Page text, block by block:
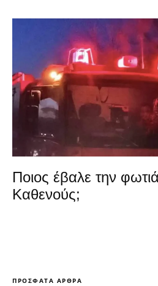
Ποιος έβαλε την
Καθενούς;
ΠΡΌΣΦΑΤΑ ΆΡΘΡΑ